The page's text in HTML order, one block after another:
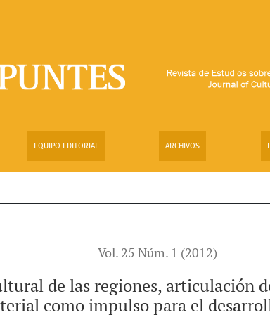
articulación del patrimonio cultural material e
EQUIPO EDITORIAL ARCHIVOS
Vol. 25 Núm. 1 (2012)
de las regiones, articulación
como impulso para el